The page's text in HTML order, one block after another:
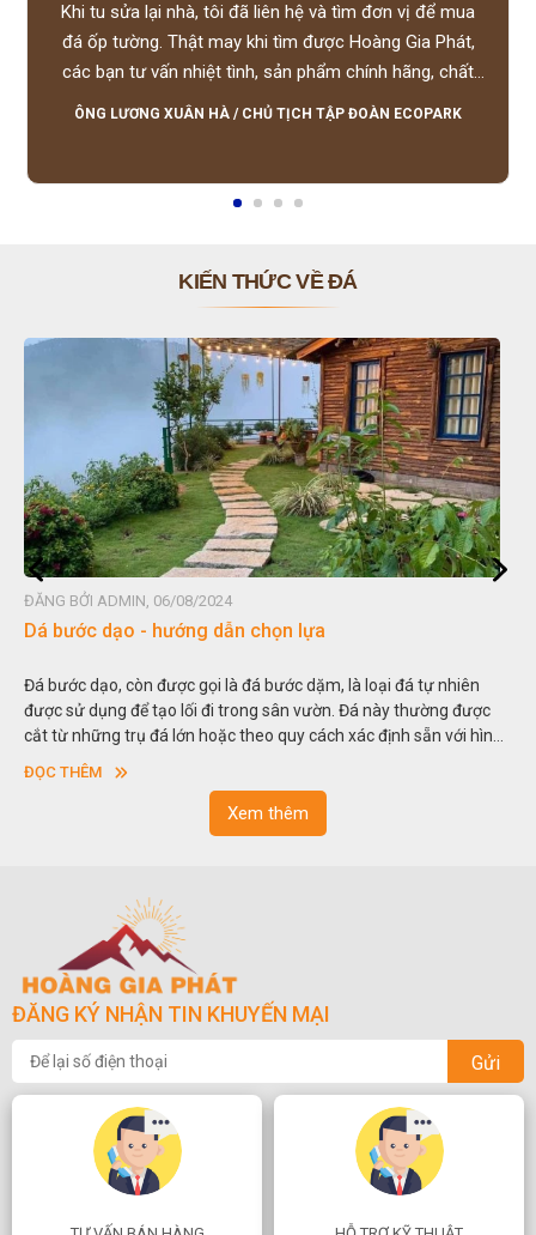
Khi tu sửa lại nhà, tôi đã liên hệ và tìm đơn vị để mua
đá ốp tường. Thật may khi tìm được Hoàng Gia Phát,
các bạn tư vấn nhiệt tình, sản phẩm chính hãng, chất
lượng tốt, giá hợp lý, hỗ trợ tận tình.
ÔNG LƯƠNG XUÂN HÀ / CHỦ TỊCH TẬP ĐOÀN ECOPARK
KIẾN THỨC VỀ ĐÁ
ĐĂNG BỞI ADMIN, 06/08/2024
Dá bước dạo - hướng dẫn chọn lựa
Đá bước dạo, còn được gọi là đá bước dặm, là loại đá tự nhiên
được sử dụng để tạo lối đi trong sân vườn. Đá này thường được
cắt từ những trụ đá lớn hoặc theo quy cách xác định sẵn với hình
vuông hoặc hình chữ nhật và có độ dày khác nhau.
ĐỌC THÊM
Xem thêm
ĐĂNG KÝ NHẬN TIN KHUYẾN MẠI
Gửi